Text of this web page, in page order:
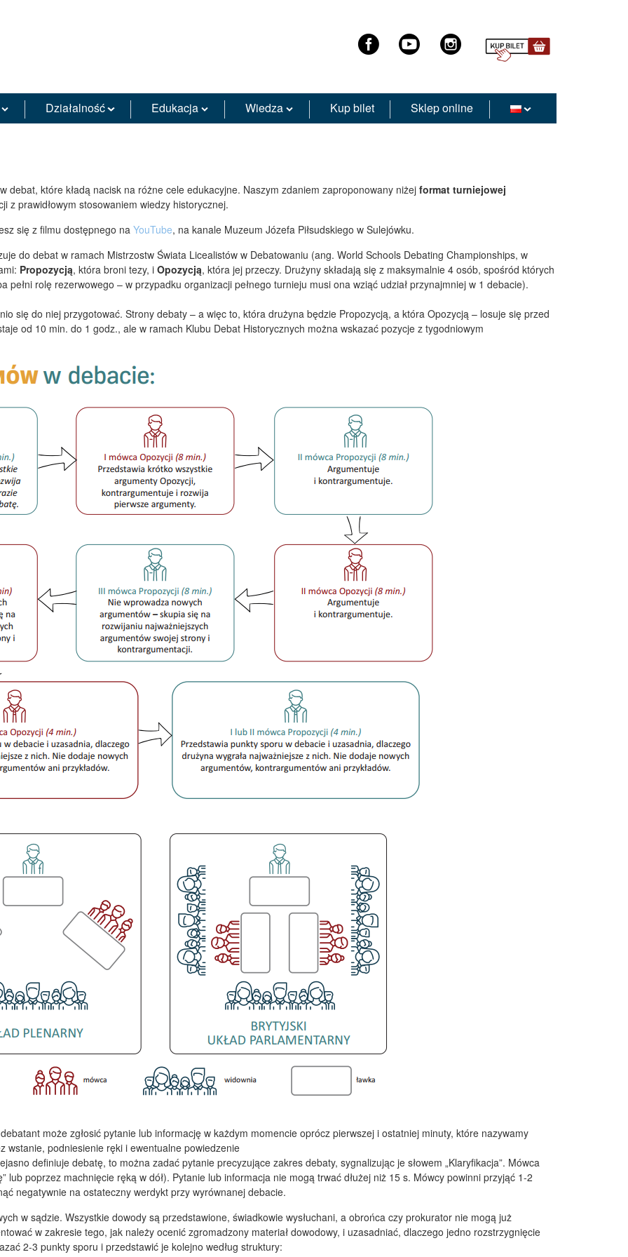
Działalność Edukacja Wiedza Kup bilet Sklep online
debat, które kładą nacisk na różne cele edukacyjne. Naszym zdaniem zaproponowany niżej format turniejowej
z prawidłowym stosowaniem wiedzy historycznej.
się z filmu dostępnego na YouTube, na kanale Muzeum Józefa Piłsudskiego w Sulejówku.
do debat w ramach Mistrzostw Świata Licealistów w Debatowaniu (ang. World Schools Debating Championships, w
Propozycją, która broni tezy, i Opozycją, która jej przeczy. Drużyny składają się z maksymalnie 4 osób, spośród których
rolę rezerwowego – w przypadku organizacji pełnego turnieju musi ona wziąć udział przynajmniej w 1 debacie).
się do niej przygotować. Strony debaty – a więc to, która drużyna będzie Propozycją, a która Opozycją – losuje się przed
od 10 min. do 1 godz., ale w ramach Klubu Debat Historycznych można wskazać pozycje z tygodniowym
może zgłosić pytanie lub informację w każdym momencie oprócz pierwszej i ostatniej minuty, które nazywamy
wstanie, podniesienie ręki i ewentualne powiedzenie
definiuje debatę, to można zadać pytanie precyzujące zakres debaty, sygnalizując je słowem „Klaryfikacja”. Mówca
lub poprzez machnięcie ręką w dół). Pytanie lub informacja nie mogą trwać dłużej niż 15 s. Mówcy powinni przyjąć 1-2
negatywnie na ostateczny werdykt przy wyrównanej debacie.
w sądzie. Wszystkie dowody są przedstawione, świadkowie wysłuchani, a obrońca czy prokurator nie mogą już
w zakresie tego, jak należy ocenić zgromadzony materiał dowodowy, i uzasadniać, dlaczego jedno rozstrzygnięcie
2-3 punkty sporu i przedstawić je kolejno według struktury: